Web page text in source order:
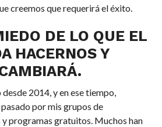
creemos que requerirá el éxito.
DE LO QUE EL
HACERNOS Y
2014, y en ese tiempo,
por mis grupos de
programas gratuitos. Muchos han